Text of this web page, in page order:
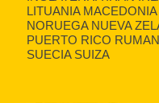
LITUANIA
NORUEGA NUEVA
PUERTO RICO
SUECIA SUIZA